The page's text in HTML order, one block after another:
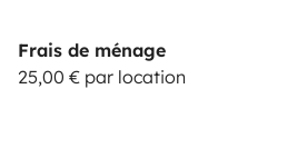
Frais de ménage
25,00 € par location